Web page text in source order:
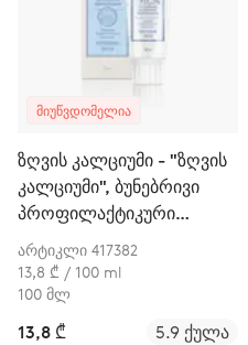
ᲛᲘᲣᲬᲕᲓᲝᲛᲔᲚᲘᲐ
ზღვის კალციუმი - "ზღვის
კალციუმი", ბუნებრივი
პროფილაქტიკური
კბილის პასტა
არტიკლი 417382
13,8 ₾ / 100 ml
100 მლ
13,8 ₾ 5.9 ქულა